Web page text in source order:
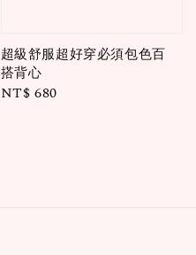
超級舒服超好穿必須包色百
搭背心
Regular
NT$ 680